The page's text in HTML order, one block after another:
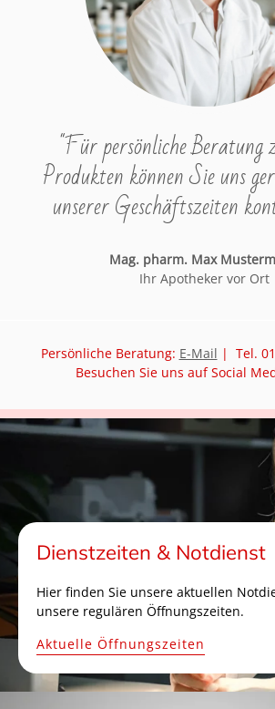
"Für persönliche Beratung
Produkten können Sie uns
unserer Geschäftszeiten
Mag. pharm. Max
Ihr Apotheker vor Ort
Persönliche Beratung: E-Mail | Tel.
Besuchen Sie uns auf Social
Dienstzeiten & Notdienst
Hier finden Sie unsere aktuellen
unsere regulären Öffnungszeiten.
Aktuelle Öffnungszeiten